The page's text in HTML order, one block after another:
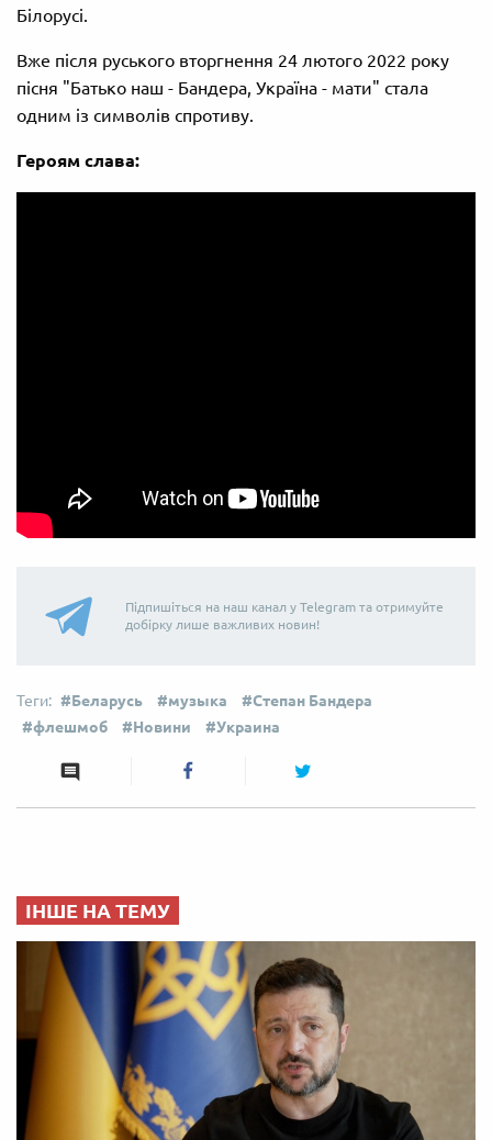
Білорусі.
Вже після руського вторгнення 24 лютого 2022 року
пісня "Батько наш - Бандера, Україна - мати" стала
одним із символів спротиву.
Героям слава:
Підпишіться на наш канал у Telegram та отримуйте
добірку лише важливих новин!
Беларусь музыка
Степан Бандера
флешмоб
Новини Украина
ІНШЕ НА ТЕМУ